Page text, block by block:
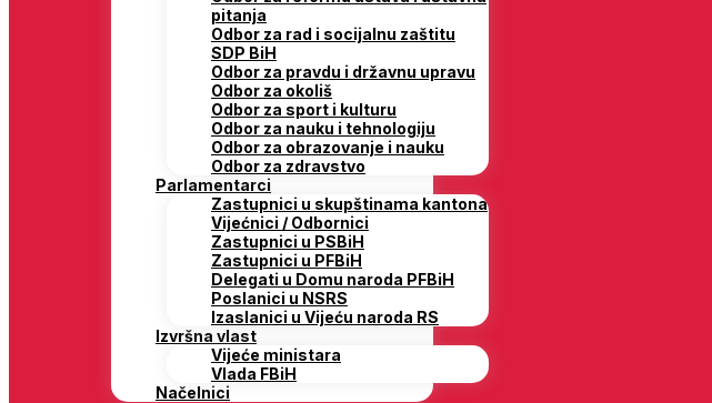
pitanja
Odbor za rad i socijalnu zaštitu
SDP BiH
Odbor za pravdu i državnu upravu
Odbor za okoliš
Odbor za sport i kulturu
Odbor za nauku i tehnologiju
Odbor za obrazovanje i nauku
Odbor za zdravstvo
Parlamentarci
Zastupnici u skupštinama kantona
Vijećnici / Odbornici
Zastupnici u PSBiH
Zastupnici u PFBiH
Delegati u Domu naroda PFBiH
Poslanici u NSRS
Izaslanici u Vijeću naroda RS
Izvršna vlast
Vijeće ministara
Vlada FBiH
Načelnici